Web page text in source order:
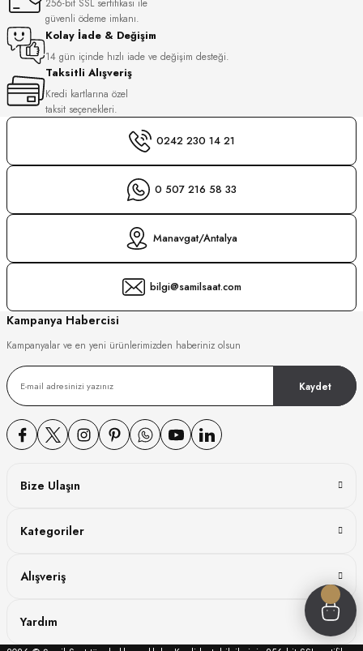
256-bit SSL sertifikası ile
güvenli ödeme imkanı.
Kolay İade & Değişim
14 gün içinde hızlı iade ve değişim desteği.
Taksitli Alışveriş
Kredi kartlarına özel
taksit seçenekleri.
0242 230 14 21
0 507 216 58 33
Manavgat/Antalya
bilgi@samilsaat.com
Kampanya Habercisi
Kampanyalar ve en yeni ürünlerimizden haberiniz olsun
Kaydet
Bize Ulaşın
Kategoriler
Alışveriş
Yardım
WATCH
WATCH